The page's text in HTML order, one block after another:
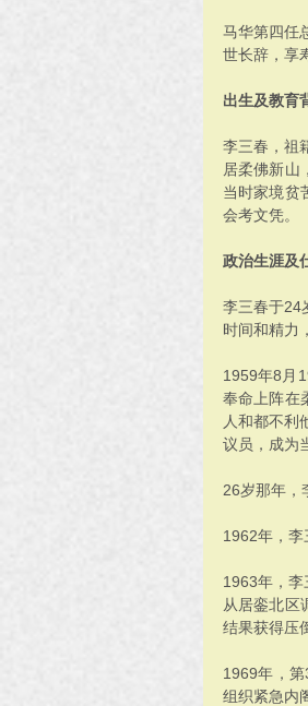
马华第四任
世长辞，享
出生及教育
李三春，祖
居柔佛新山
当时家境贫
会考文凭。
政治生涯及
李三春于24
时间和精力
1959年8月
奉命上阵在
人和都不利
议员，成为
26岁那年，
1962年，李
1963年，
从居銮北区
结果获得压
1969年，
组织紧急内